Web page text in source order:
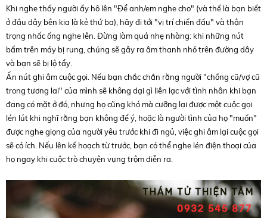
Khi nghe thấy người ấy hô lên "Để anh/em nghe cho" (và thế là bạn biết
ở đầu dây bên kia là kẻ thứ ba), hãy đi tới "vị trí chiến đấu" và thận
trọng nhấc ống nghe lên. Đừng làm quá nhẹ nhàng: khi những nút
bấm trên máy bị rung, chúng sẽ gây ra âm thanh nhỏ trên đường dây
và bạn sẽ bị lộ tẩy.
Ấn nút ghi âm cuộc gọi. Nếu bạn chắc chắn rằng người "chồng cũ/vợ cũ
trong tương lai" của mình sẽ không dại gì liên lạc với tình nhân khi bạn
đang có mặt ở đó, nhưng họ cũng khó mà cưỡng lại được một cuộc gọi
lén lút khi nghĩ rằng bạn không để ý, hoặc là người tình của họ "muốn"
được nghe giọng của người yêu trước khi đi ngủ, việc ghi âm lại cuộc gọi
sẽ có ích. Nếu lên kế hoạch từ trước, bạn có thể nghe lén điện thoại của
họ ngay khi cuộc trò chuyện vụng trộm diễn ra.